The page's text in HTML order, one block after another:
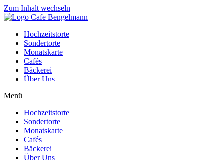
Zum Inhalt wechseln
Hochzeitstorte
Sondertorte
Monatskarte
Cafés
Bäckerei
Über Uns
Menü
Hochzeitstorte
Sondertorte
Monatskarte
Cafés
Bäckerei
Über Uns